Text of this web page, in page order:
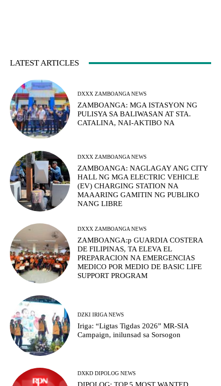
LATEST ARTICLES
DXXX ZAMBOANGA NEWS
ZAMBOANGA: MGA ISTASYON NG
PULISYA SA BALIWASAN AT STA.
CATALINA, NAI-AKTIBO NA
DXXX ZAMBOANGA NEWS
ZAMBOANGA: NAGLAGAY ANG CITY
HALL NG MGA ELECTRIC VEHICLE
(EV) CHARGING STATION NA
MAAARING GAMITIN NG PUBLIKO
NANG LIBRE
DXXX ZAMBOANGA NEWS
ZAMBOANGA:p GUARDIA COSTERA
DE FILIPINAS, TA ELEVA EL
PREPARACION NA EMERGENCIAS
MEDICO POR MEDIO DE BASIC LIFE
SUPPORT PROGRAM
DZKI IRIGA NEWS
Iriga: “Ligtas Tigdas 2026” MR-SIA
Campaign, inilunsad sa Sorsogon
DXKD DIPOLOG NEWS